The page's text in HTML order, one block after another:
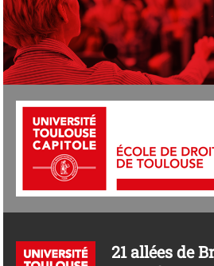
21 allées de